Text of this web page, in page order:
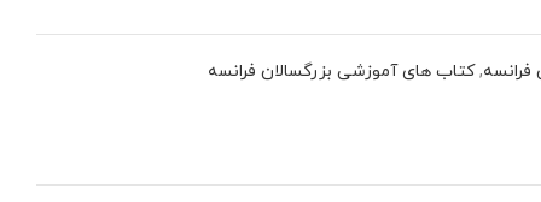
فرانسه, کتاب های آموزشی بزرگسالان فرانسه